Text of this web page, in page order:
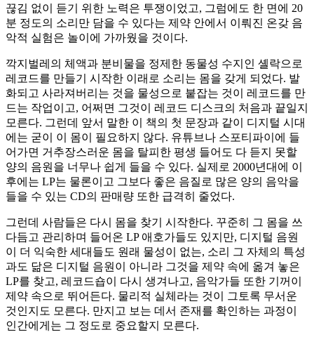
끊김 없이 듣기 위한 노력은 투쟁이었고, 그럼에도 한 면에 20
분 정도의 소리만 담을 수 있다는 제약 안에서 이뤄진 온갖 음
악적 실험은 놀이에 가까웠을 것이다.
깍지벌레의 체액과 분비물을 정제한 동물성 수지인 셸락으로
레코드를 만들기 시작한 이래로 소리는 몸을 갖게 되었다. 발
화되고 사라져버리는 것을 물성으로 붙잡는 것이 레코드를 만
드는 작업이고, 어쩌면 그것이 레코드 디스크의 처음과 끝일지
모른다. 그런데 앞서 말한 이 책의 첫 문장과 같이 디지털 시대
에는 굳이 이 몸이 필요하지 않다. 유튜브나 스포티파이에 들
어가면 거추장스러운 몸을 탈피한 평생 들어도 다 듣지 못할
양의 음원을 너무나 쉽게 들을 수 있다. 실제로 2000년대에 이
후에는 LP는 물론이고 그보다 좋은 음질로 많은 양의 음악을
들을 수 있는 CD의 판매량 또한 급격히 줄었다.
그런데 사람들은 다시 몸을 찾기 시작한다. 꾸준히 그 몸을 쓰
다듬고 관리하며 들어온 LP 애호가들도 있지만, 디지털 음원
이 더 익숙한 세대들도 원래 물성이 없는, 소리 그 자체의 특성
과도 닮은 디지털 음원이 아니라 그것을 제약 속에 옮겨 놓은
LP를 찾고, 레코드숍이 다시 생겨나고, 음악가들 또한 기꺼이
제약 속으로 뛰어든다. 물리적 실체라는 것이 그토록 무서운
것인지도 모른다. 만지고 보는 데서 존재를 확인하는 과정이
인간에게는 그 정도로 중요할지 모른다.